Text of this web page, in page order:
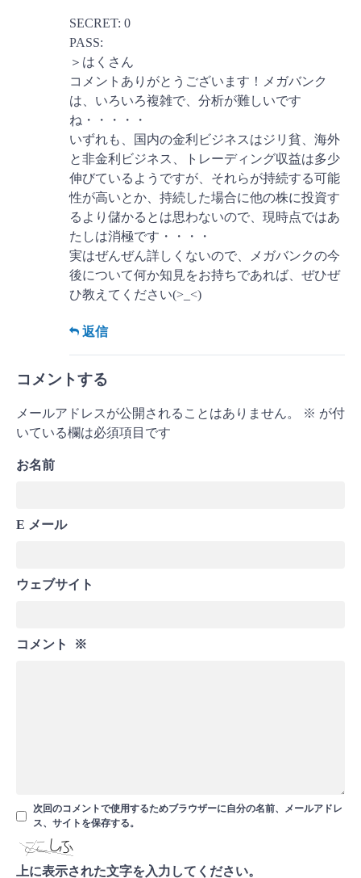
SECRET: 0
PASS:
＞はくさん
コメントありがとうございます！メガバンク
は、いろいろ複雑で、分析が難しいです
ね・・・・・
いずれも、国内の金利ビジネスはジリ貧、海外
と非金利ビジネス、トレーディング収益は多少
伸びているようですが、それらが持続する可能
性が高いとか、持続した場合に他の株に投資す
るより儲かるとは思わないので、現時点ではあ
たしは消極です・・・・
実はぜんぜん詳しくないので、メガバンクの今
後について何か知見をお持ちであれば、ぜひぜ
ひ教えてください(>_<)
返信
コメントする
メールアドレスが公開されることはありません。 ※ が付
いている欄は必須項目です
お名前
E メール
ウェブサイト
コメント ※
次回のコメントで使用するためブラウザーに自分の名前、メールアドレ
ス、サイトを保存する。
上に表示された文字を入力してください。